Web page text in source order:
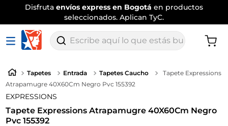
Disfruta envíos express en Bogotá en productos
seleccionados. Aplican TyC.
Escribe aquí lo que estás buscando
Tapetes Entrada Tapetes Caucho
Tapete Expressions
Atrapamugre 40X60Cm Negro Pvc 155392
EXPRESSIONS
Tapete Expressions Atrapamugre 40X60Cm Negro
Pvc 155392